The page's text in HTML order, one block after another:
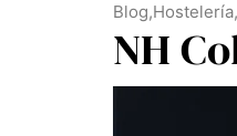
Blog,Hostelería,
NH